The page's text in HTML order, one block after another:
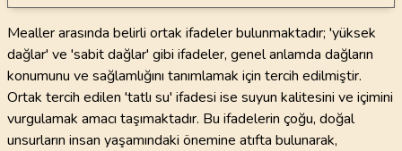
Mealler arasında belirli ortak ifadeler bulunmaktadır; 'yüksek
dağlar' ve 'sabit dağlar' gibi ifadeler, genel anlamda dağların
konumunu ve sağlamlığını tanımlamak için tercih edilmiştir.
Ortak tercih edilen 'tatlı su' ifadesi ise suyun kalitesini ve içimini
vurgulamak amacı taşımaktadır. Bu ifadelerin çoğu, doğal
unsurların insan yaşamındaki önemine atıfta bulunarak,